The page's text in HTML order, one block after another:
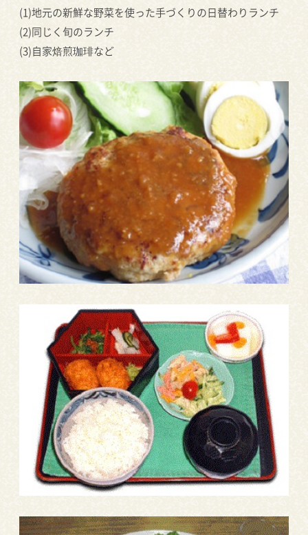
(1)地元の新鮮な野菜を使った手づくりの日替わりランチ
(2)同じく旬のランチ
(3)自家焙煎珈琲など